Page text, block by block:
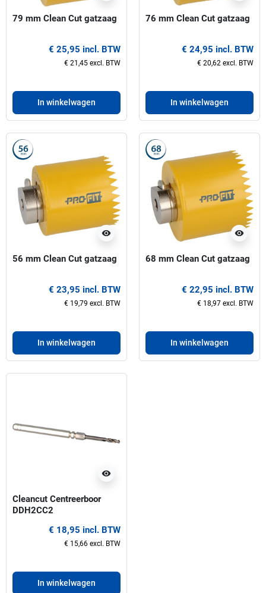
79 mm Clean Cut gatzaag
€ 25,95 incl. BTW
€ 21,45 excl. BTW
In winkelwagen
76 mm Clean Cut gatzaag
€ 24,95 incl. BTW
€ 20,62 excl. BTW
In winkelwagen
visibility
56 mm Clean Cut gatzaag
€ 23,95 incl. BTW
€ 19,79 excl. BTW
In winkelwagen
visibility
68 mm Clean Cut gatzaag
€ 22,95 incl. BTW
€ 18,97 excl. BTW
In winkelwagen
visibility
Cleancut Centreerboor
DDH2CC2
€ 18,95 incl. BTW
€ 15,66 excl. BTW
In winkelwagen